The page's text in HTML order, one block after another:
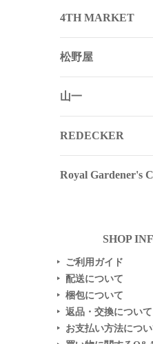
4TH MARKET
松野屋
山一
REDECKER
Royal Gardener's
SHOP
▶ ご利用ガイド
▶ 配送について
▶ 梱包について
▶ 返品・交換について
▶ お支払い方法につ